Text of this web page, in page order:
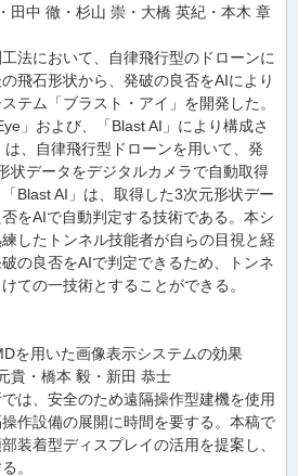
田中 徹・杉山 崇・大橋 英紀・本木 章
法において、自律飛行型のドローンに
飛石形状から、発破の良否をAIにより
テム「ブラスト・アイ」を開発した。
」および、「Blast AI」により構成さ
、自律飛行型ドローンを用いて、発
状データをデジタルカメラで自動取得
Blast AI」は、取得した3次元形状デー
をAIで自動判定する技術である。本シ
したトンネル技能者が自らの目視と経
の良否をAIで判定できるため、トンネ
ての一技術とすることができる。
を用いた画像表示システムの効果
貴・橋本 毅・新田 恭士
は、安全のため遠隔操作型建機を使用
作設備の展開に時間を要する。本稿で
装着型ディスプレイの活用を提案し、
。